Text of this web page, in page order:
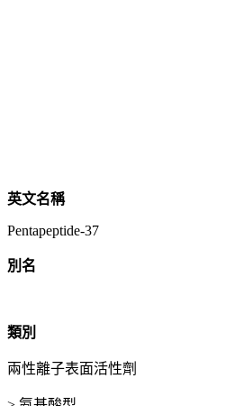
英文名稱
Pentapeptide-37
別名
類別
兩性離子表面活性劑